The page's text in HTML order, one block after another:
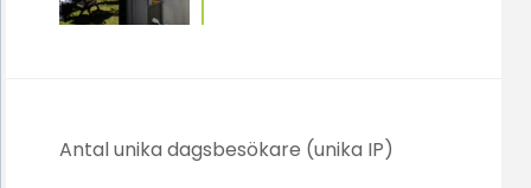
Antal unika dagsbesökare (unika IP)